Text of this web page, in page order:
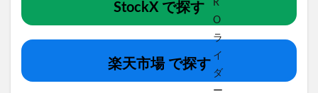
StockX で探す
楽天市場 で探す